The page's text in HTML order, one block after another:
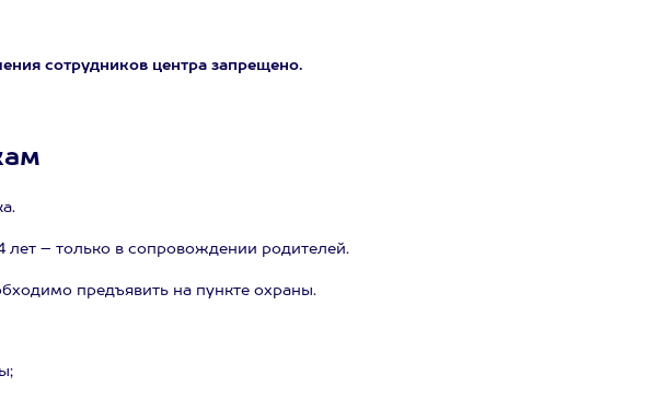
сотрудников центра запрещено.
лет – только в сопровождении родителей.
предъявить на пункте охраны.